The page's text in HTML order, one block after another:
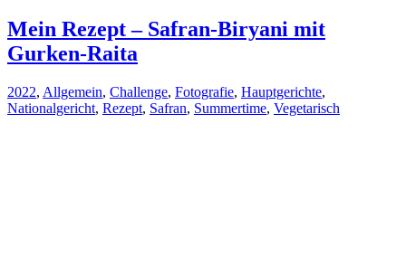
Mein Rezept – Safran-Biryani mit
Gurken-Raita
2022, Allgemein, Challenge, Fotografie, Hauptgerichte,
Nationalgericht, Rezept, Safran, Summertime, Vegetarisch